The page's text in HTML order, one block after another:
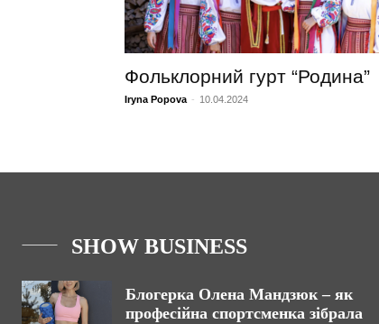
Фольклорний гурт “Родина”
Iryna Popova - 10.04.2024
SHOW BUSINESS
Блогерка Олена Мандзюк – як
професійна спортсменка зібрала